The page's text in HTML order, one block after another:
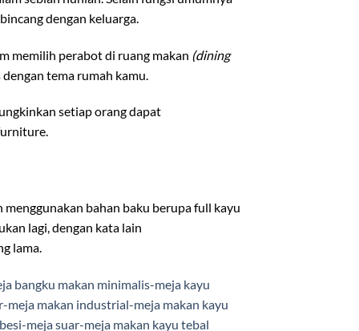
dengan keluarga.
memilih perabot di ruang makan (dining
tema rumah kamu.
setiap orang dapat
bahan baku berupa full kayu
lagi, dengan kata lain
lama.